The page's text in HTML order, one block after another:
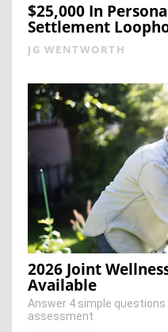
$25,000 In
Settlement
JG WENTWORTH
2026 Joint
Available
Answer 4 simple questions
assessment